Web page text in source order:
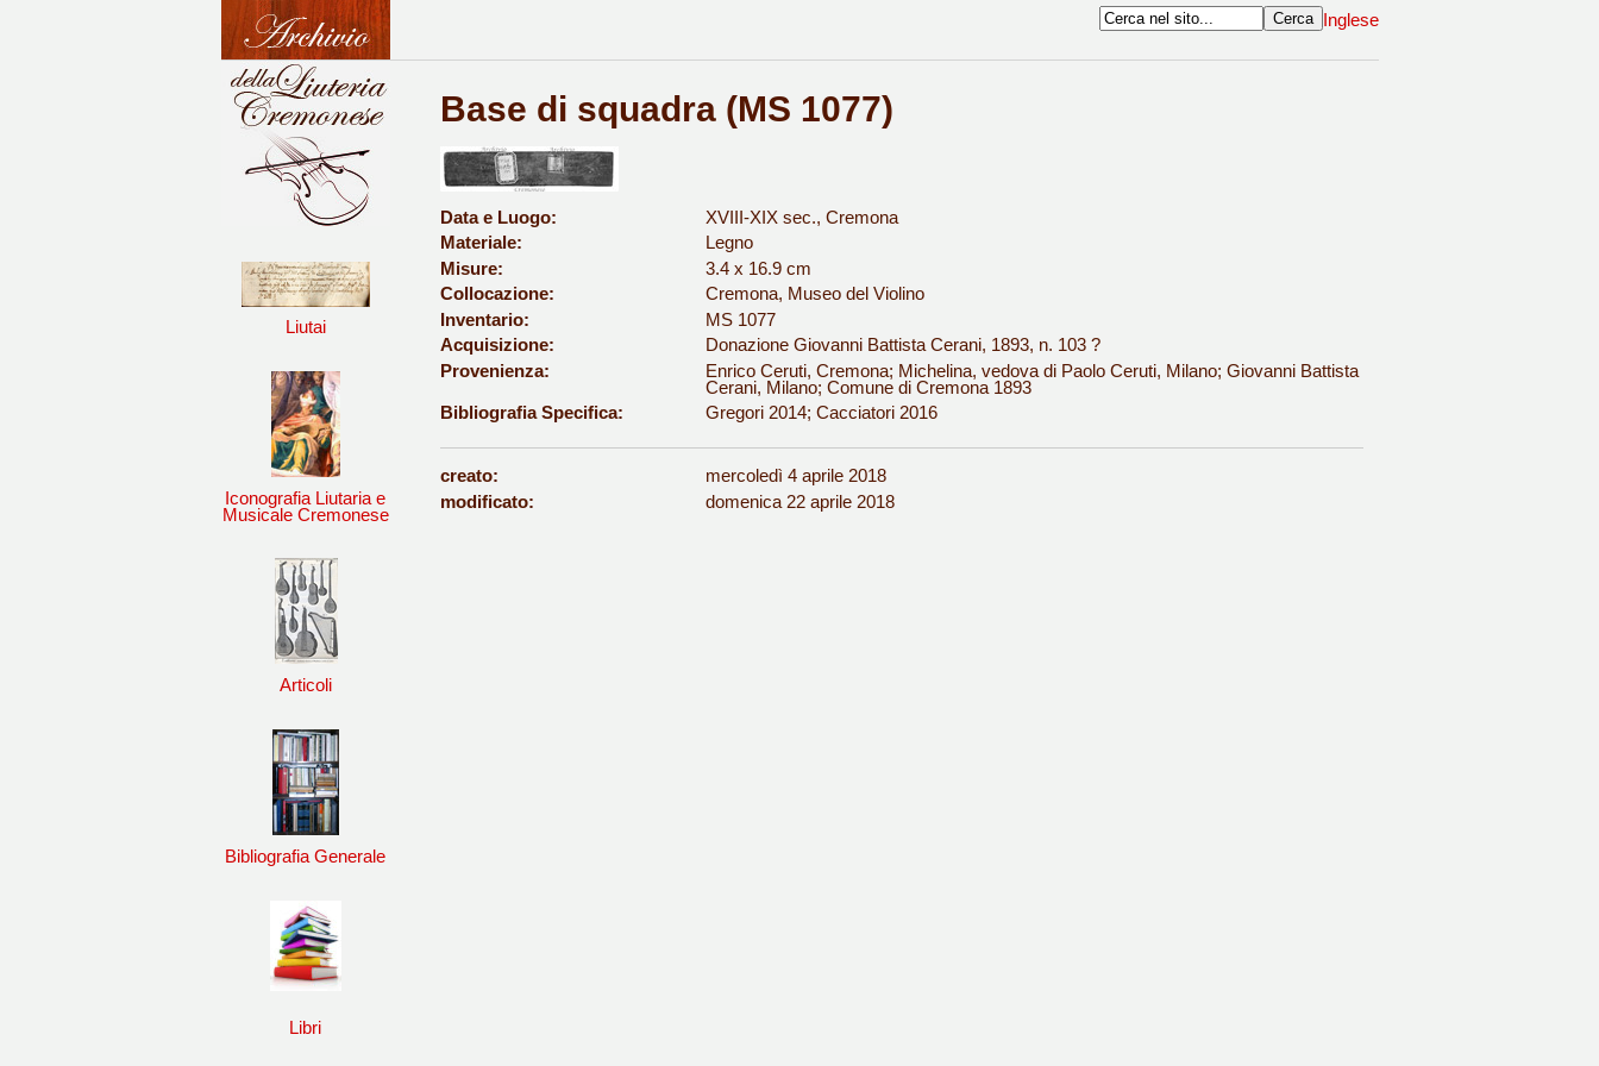
Inglese
Liutai
Iconografia Liutaria e
Musicale Cremonese
Articoli
Bibliografia Generale
Libri
Base di squadra (MS 1077)
Data e Luogo:
XVIII-XIX sec., Cremona
Materiale:
Legno
Misure:
3.4 x 16.9 cm
Collocazione:
Cremona, Museo del Violino
Inventario:
MS 1077
Acquisizione:
Donazione Giovanni Battista Cerani, 1893, n. 103 ?
Provenienza:
Enrico Ceruti, Cremona; Michelina, vedova di Paolo Ceruti, Milano; Giovanni Battista
Cerani, Milano; Comune di Cremona 1893
Bibliografia Specifica:
Gregori 2014; Cacciatori 2016
creato:
mercoledì 4 aprile 2018
modificato:
domenica 22 aprile 2018